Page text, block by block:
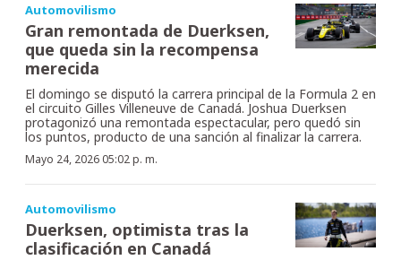
Automovilismo
Gran remontada de Duerksen,
que queda sin la recompensa
merecida
El domingo se disputó la carrera principal de la Formula 2 en
el circuito Gilles Villeneuve de Canadá. Joshua Duerksen
protagonizó una remontada espectacular, pero quedó sin
los puntos, producto de una sanción al finalizar la carrera.
Mayo 24, 2026 05:02 p. m.
Automovilismo
Duerksen, optimista tras la
clasificación en Canadá